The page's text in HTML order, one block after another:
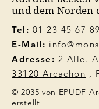
und dem Norden
Tel: 01 23 45 67 89
E-Mail:
Adresse: 2 Alle.
33120 Arcachon ,
© 2035 von EPUDF
erstellt